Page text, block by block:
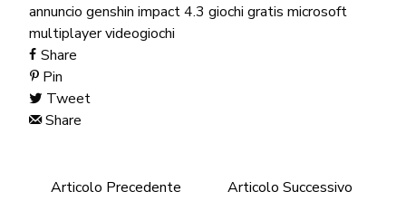
annuncio genshin impact 4.3 giochi gratis microsoft
multiplayervideogiochi
Share
Pin
Tweet
Share
Articolo Precedente
Articolo Successivo